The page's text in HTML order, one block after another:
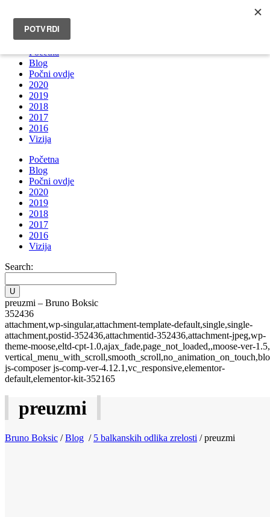
INFO@BRUNOBOKSIC.COM
Početna
Blog
Počni ovdje
2020
2019
2018
2017
2016
Vizija
Početna
Blog
Počni ovdje
2020
2019
2018
2017
2016
Vizija
Search:
preuzmi – Bruno Boksic
352436
attachment,wp-singular,attachment-template-default,single,single-
attachment,postid-352436,attachmentid-352436,attachment-jpeg,wp-
theme-moose,eltd-cpt-1.0,ajax_fade,page_not_loaded,,moose-ver-1.5,
js-composer js-comp-ver-4.12.1,vc_responsive,elementor-
default,elementor-kit-352165
preuzmi
Bruno Boksic /Blog / 5 balkanskih odlika zrelosti /preuzmi